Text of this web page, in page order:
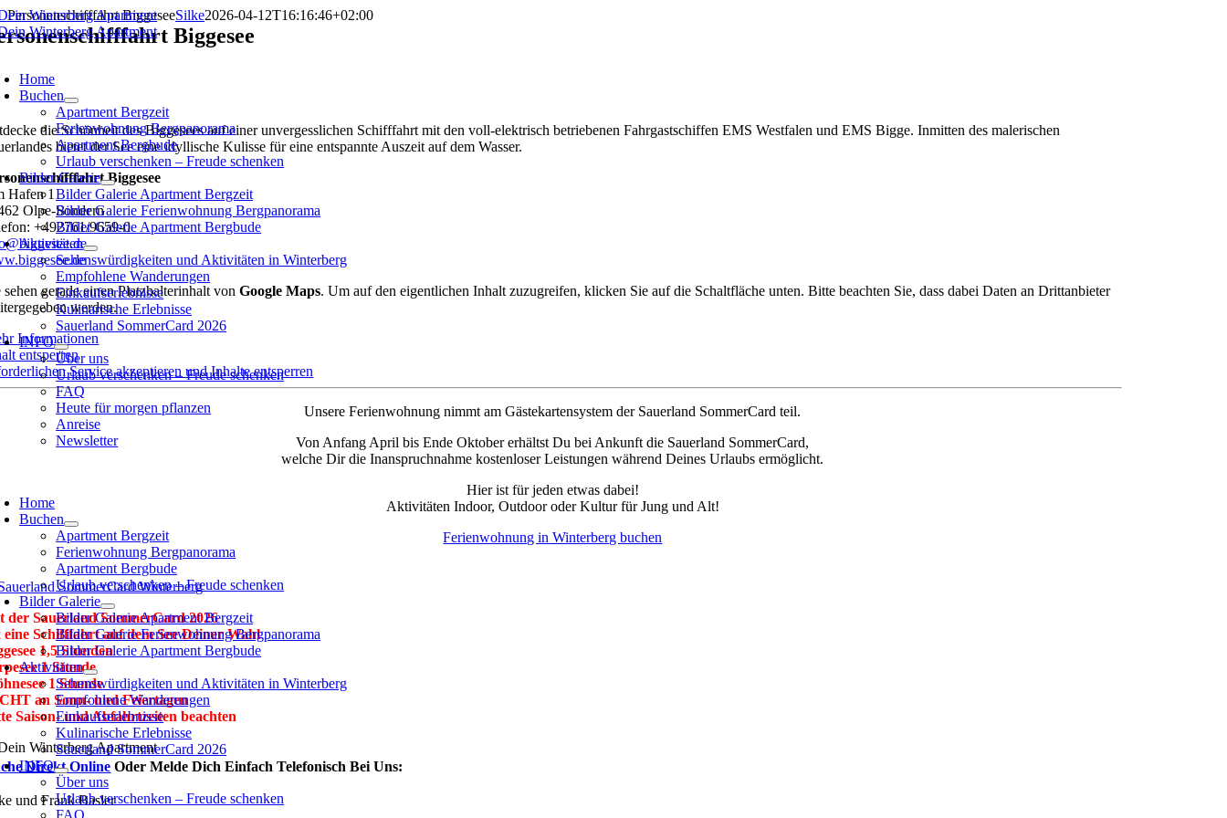
Zum
Inhalt
springen
Home
Buchen
Apartment Bergzeit
Ferienwohnung Bergpanorama
Apartment Bergbude
Urlaub verschenken – Freude schenken
Bilder Galerie
Bilder Galerie Apartment Bergzeit
Bilder Galerie Ferienwohnung Bergpanorama
Bilder Galerie Apartment Bergbude
Aktivitäten
Sehenswürdigkeiten und Aktivitäten in Winterberg
Empfohlene Wanderungen
Einkaufserlebnisse
Kulinarische Erlebnisse
Sauerland SommerCard 2026
INFO
Über uns
Urlaub verschenken – Freude schenken
FAQ
Heute für morgen pflanzen
Anreise
Newsletter
Home
Buchen
Apartment Bergzeit
Ferienwohnung Bergpanorama
Apartment Bergbude
Urlaub verschenken – Freude schenken
Bilder Galerie
Bilder Galerie Apartment Bergzeit
Bilder Galerie Ferienwohnung Bergpanorama
Bilder Galerie Apartment Bergbude
Aktivitäten
Sehenswürdigkeiten und Aktivitäten in Winterberg
Empfohlene Wanderungen
Einkaufserlebnisse
Kulinarische Erlebnisse
Sauerland SommerCard 2026
INFO
Über uns
Urlaub verschenken – Freude schenken
FAQ
Personenschifffahrt BiggeseeSilke2026-04-12T16:16:46+02:00
Biggesee
die Schönheit des Biggesees auf einer unvergesslichen Schifffahrt mit den voll-elektrisch betriebenen Fahrgastschiffen EMS Westfalen und EMS Bigge. Inmitten des malerischen
bietet der See eine idyllische Kulisse für eine entspannte Auszeit auf dem Wasser.
Biggesee
Hafen 1
Olpe-Sondern
+492761/9659-0
sehen gerade einen Platzhalterinhalt vonGoogle Maps. Um auf den eigentlichen Inhalt zuzugreifen, klicken Sie auf die Schaltfläche unten. Bitte beachten Sie, dass dabei Daten an Drittanbieter
werden.
Informationen
entsperren
Service akzeptieren und Inhalte entsperren
Unsere Ferienwohnung nimmt am Gästekartensystem der Sauerland SommerCard teil.
Von Anfang April bis Ende Oktober erhältst Du bei Ankunft die Sauerland SommerCard,
welche Dir die Inanspruchnahme kostenloser Leistungen während Deines Urlaubs ermöglicht.
Hier ist für jeden etwas dabei!
Aktivitäten Indoor, Outdoor oder Kultur für Jung und Alt!
Ferienwohnung in Winterberg buchen
der Sauerland SommerCard 2026
eine Schifffahrt auf dem See Deiner Wahl
1,5 Stunden
1 Stunde
1 Stunde
an Sonn- und Feiertagen
Saison- und Abfahrtzeiten beachten
Direkt Online Oder Melde Dich Einfach Telefonisch Bei Uns:
und Frank Basler